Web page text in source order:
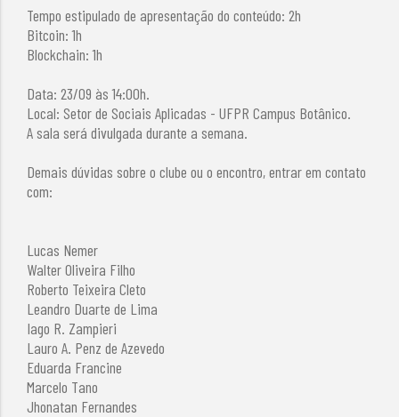
Tempo estipulado de apresentação do conteúdo: 2h
Bitcoin: 1h
Blockchain: 1h
Data: 23/09 às 14:00h.
Local: Setor de Sociais Aplicadas - UFPR Campus Botânico.
A sala será divulgada durante a semana.
Demais dúvidas sobre o clube ou o encontro, entrar em contato
com:
Lucas Nemer
Walter Oliveira Filho
Roberto Teixeira Cleto
Leandro Duarte de Lima
Iago R. Zampieri
Lauro A. Penz de Azevedo
Eduarda Francine
Marcelo Tano
Jhonatan Fernandes